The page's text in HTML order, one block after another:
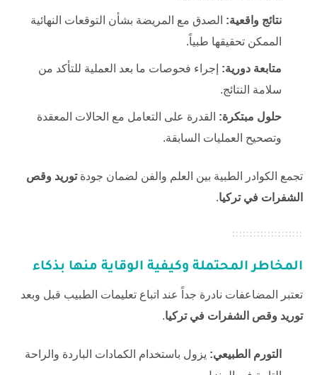
نتائج واقعية: الصدق مع المريضة بشأن التوقعات النهائية
الممكن تحقيقها طبياً.
متابعة دورية: إجراء فحوصات ما بعد العملية للتأكد من
سلامة النتائج.
حلول مبتكرة: القدرة على التعامل مع الحالات المعقدة
وتصحيح العمليات السابقة.
تجمع الكوادر الطبية بين العلم والفن لضمان جودةتوريد وقص
الشفرات في تركيا.
المخاطر المحتملة وكيفية الوقاية منها بذكاء
تعتبر المضاعفات نادرة جداً عند اتباع تعليمات الطبيب قبل وبعد
توريد وقص الشفرات في تركيا.
التورم الطبيعي: يزول باستخدام الكمادات الباردة والراحة